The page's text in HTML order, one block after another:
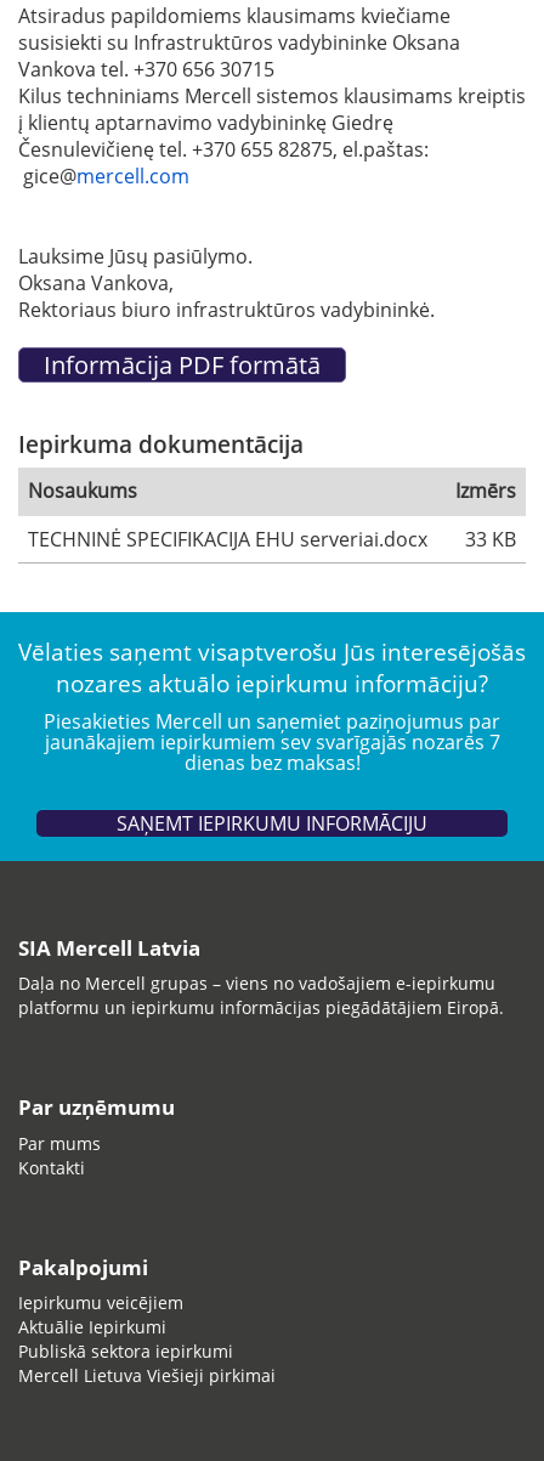
Atsiradus papildomiems klausimams kviečiame
susisiekti su Infrastruktūros vadybininke Oksana
Vankova tel. +370 656 30715
Kilus techniniams Mercell sistemos klausimams kreiptis
į klientų aptarnavimo vadybininkę Giedrę
Česnulevičienę tel. +370 655 82875, el.paštas:
gice@mercell.com
Lauksime Jūsų pasiūlymo.
Oksana Vankova,
Rektoriaus biuro infrastruktūros vadybininkė.
Iepirkuma dokumentācija
Nosaukums
Izmērs
TECHNINĖ SPECIFIKACIJA EHU serveriai.docx
33 KB
Vēlaties saņemt visaptverošu Jūs interesējošās
nozares aktuālo iepirkumu informāciju?
Piesakieties Mercell un saņemiet paziņojumus par
jaunākajiem iepirkumiem sev svarīgajās nozarēs 7
dienas bez maksas!
SAŅEMT IEPIRKUMU INFORMĀCIJU
SIA Mercell Latvia
Daļa no Mercell grupas – viens no vadošajiem e-iepirkumu
platformu un iepirkumu informācijas piegādātājiem Eiropā.
Par uzņēmumu
Par mums
Kontakti
Pakalpojumi
Iepirkumu veicējiem
Aktuālie Iepirkumi
Publiskā sektora iepirkumi
Mercell Lietuva Viešieji pirkimai